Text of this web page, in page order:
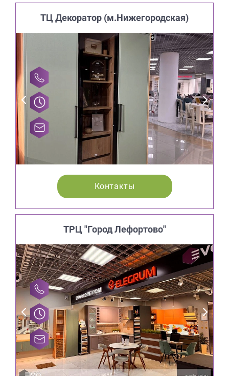
ТЦ Декоратор (м.Нижегородская)
Контакты
ТРЦ "Город Лефортово"